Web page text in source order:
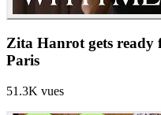
Zita Hanrot gets ready
Paris
51.3K vues